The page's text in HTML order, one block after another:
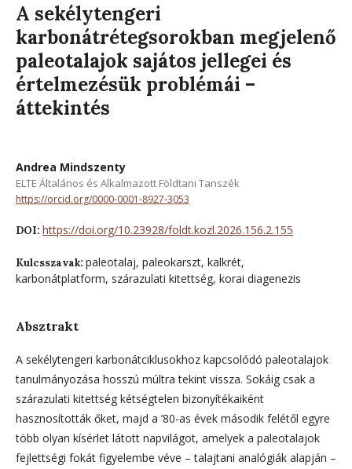
A sekélytengeri
karbonátrétegsorokban megjelenő
paleotalajok sajátos jellegei és
értelmezésük problémái –
áttekintés
Andrea Mindszenty
ELTE Általános és Alkalmazott Földtani Tanszék
https://orcid.org/0000-0001-8927-3053
DOI: https://doi.org/10.23928/foldt.kozl.2026.156.2.155
Kulcsszavak: paleotalaj, paleokarszt, kalkrét,
karbonátplatform, szárazulati kitettség, korai diagenezis
Absztrakt
A sekélytengeri karbonátciklusokhoz kapcsolódó paleotalajok
tanulmányozása hosszú múltra tekint vissza. Sokáig csak a
szárazulati kitettség kétségtelen bizonyítékaiként
hasznosították őket, majd a ’80-as évek második felétől egyre
több olyan kísérlet látott napvilágot, amelyek a paleotalajok
fejlettségi fokát figyelembe véve – talajtani analógiák alapján –